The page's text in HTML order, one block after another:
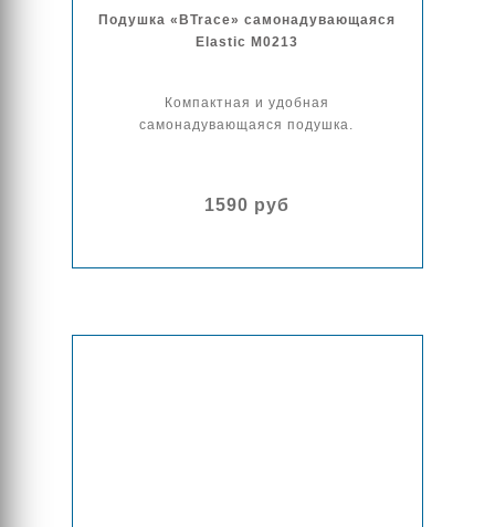
Подушка «BTrace» самонадувающаяся
Elastic M0213
Компактная и удобная
самонадувающаяся подушка.
1590 руб